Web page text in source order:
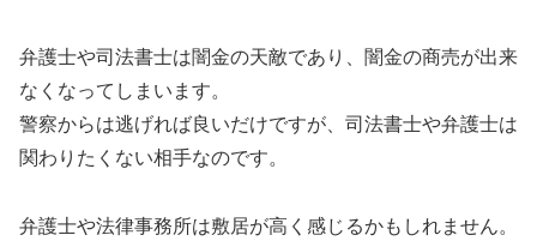
弁護士や司法書士は闇金の天敵であり、闇金の商売が出来
なくなってしまいます。
警察からは逃げれば良いだけですが、司法書士や弁護士は
関わりたくない相手なのです。
弁護士や法律事務所は敷居が高く感じるかもしれません。